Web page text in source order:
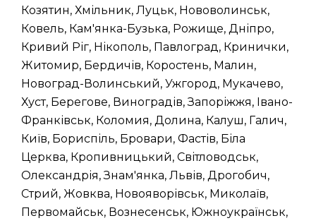
Козятин, Хмільник, Луцьк, Нововолинськ,
Ковель, Кам'янка-Бузька, Рожище, Дніпро,
Кривий Ріг, Нікополь, Павлоград, Кринички,
Житомир, Бердичів, Коростень, Малин,
Новоград-Волинський, Ужгород, Мукачево,
Хуст, Берегове, Виноградів, Запоріжжя, Івано-
Франківськ, Коломия, Долина, Калуш, Галич,
Київ, Бориспіль, Бровари, Фастів, Біла
Церква, Кропивницький, Світловодськ,
Олександрія, Знам'янка, Львів, Дрогобич,
Стрий, Жовква, Новояворівськ, Миколаїв,
Первомайськ, Вознесенськ, Южноукраїнськ,